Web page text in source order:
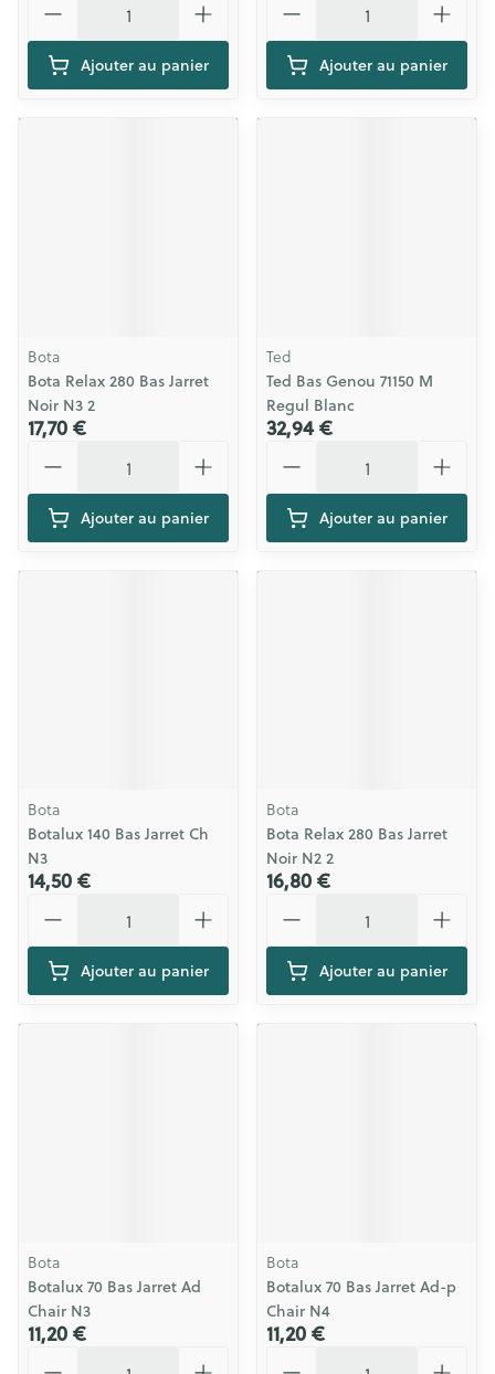
Ajouter au panier Ajouter au panier
Bota
Bota Relax 280 Bas Jarret
Noir N3 2
17,70 €
Ajouter au panier
Ted
Ted Bas Genou 71150 M
Regul Blanc
32,94 €
Ajouter au panier
Bota
Botalux 140 Bas Jarret Ch
N3
14,50 €
Ajouter au panier
Bota
Bota Relax 280 Bas Jarret
Noir N2 2
16,80 €
Ajouter au panier
Bota
Botalux 70 Bas Jarret Ad
Chair N3
11,20 €
Bota
Botalux 70 Bas Jarret Ad-p
Chair N4
11,20 €